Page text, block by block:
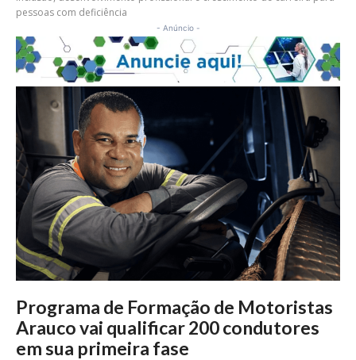
pessoas com deficiência
- Anúncio -
Programa de Formação de Motoristas
Arauco vai qualificar 200 condutores
em sua primeira fase